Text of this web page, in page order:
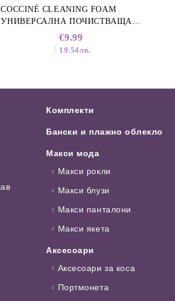
COCCINÉ CLEANING FOAM
УНИВЕРСАЛНА ПОЧИСТВАЩА
ПЯНА ЗА ОБУВКИ, 150 МЛ
€9.99
19.54лв.
Комплекти
Бански и плажно облекло
Макси мода
Макси рокли
Макси блузи
Макси панталони
Макси якета
Аксесоари
Аксесоари за коса
Портмонета